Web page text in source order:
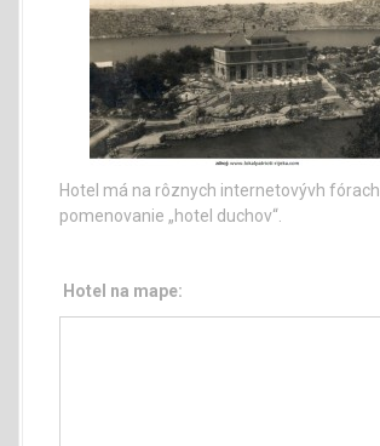
Hotel má na rôznych internetovývh fórach
pomenovanie „hotel duchov“.
Hotel na mape: